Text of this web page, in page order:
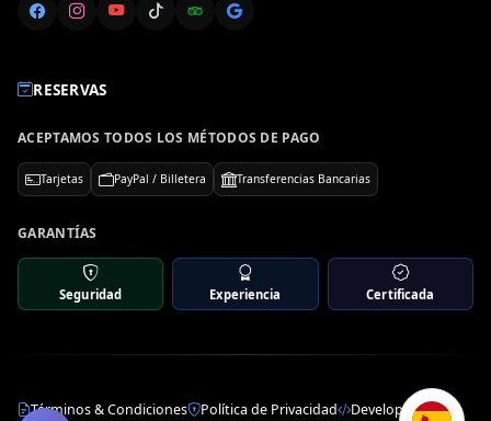
RESERVAS
ACEPTAMOS TODOS LOS MÉTODOS DE PAGO
Tarjetas PayPal / Billetera Transferencias Bancarias
GARANTÍAS
Seguridad Experiencia Certificada
Términos & Condiciones Política de Privacidad Developer